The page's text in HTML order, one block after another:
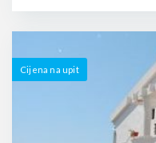
Cijena na upit